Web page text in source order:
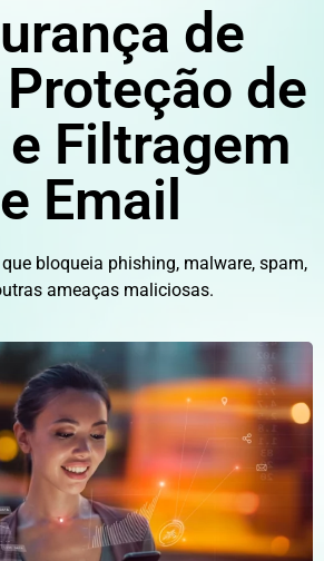
de
de
Filtragem
Email
bloqueia phishing, malware, spam,
ameaças maliciosas.